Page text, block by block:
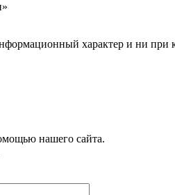
характер и ни
нашего сайта.